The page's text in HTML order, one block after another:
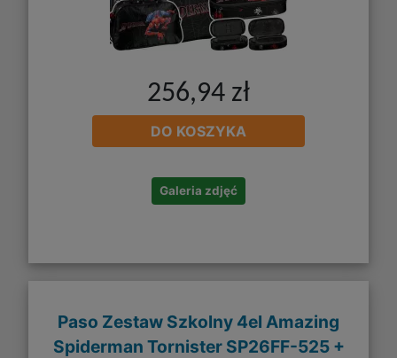
256,94 zł
DO KOSZYKA
Galeria zdjęć
Paso Zestaw Szkolny 4el Amazing
Spiderman Tornister SP26FF-525 +